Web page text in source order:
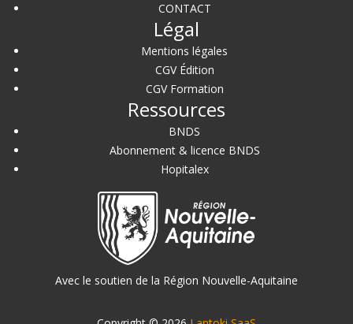
CONTACT
Légal
Mentions légales
CGV Édition
CGV Formation
Ressources
BNDS
Abonnement & licence BNDS
Hopitalex
Avec le soutien de la Région Nouvelle-Aquitaine